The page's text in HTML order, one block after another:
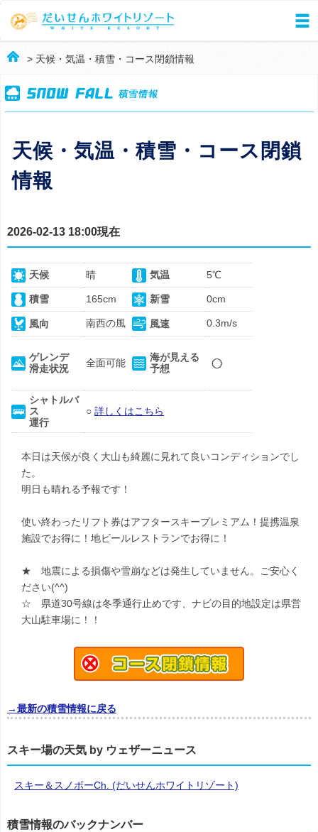
> 天候・気温・積雪・コース閉鎖情報
天候・気温・積雪・コース閉鎖
情報
2026-02-13 18:00現在
天候 晴 気温 5℃
積雪 165cm 新雪 0cm
風向 南西の風 風速 0.3m/s
ゲレンデ
滑走状況
全面可能
海が見える
予想
○
シャトルバ
ス
運行
○ 詳しくはこちら
本日は天候が良く大山も綺麗に見れて良いコンディションでし
た。
明日も晴れる予報です！
使い終わったリフト券はアフタースキープレミアム！提携温泉
施設でお得に！地ビールレストランでお得に！
★ 地震による損傷や雪崩などは発生していません。ご安心く
ださい(^^)
☆ 県道30号線は冬季通行止めです、ナビの目的地設定は県営
大山駐車場に！！
→最新の積雪情報に戻る
スキー場の天気 by ウェザーニュース
スキー＆スノボーCh. (だいせんホワイトリゾート)
積雪情報のバックナンバー